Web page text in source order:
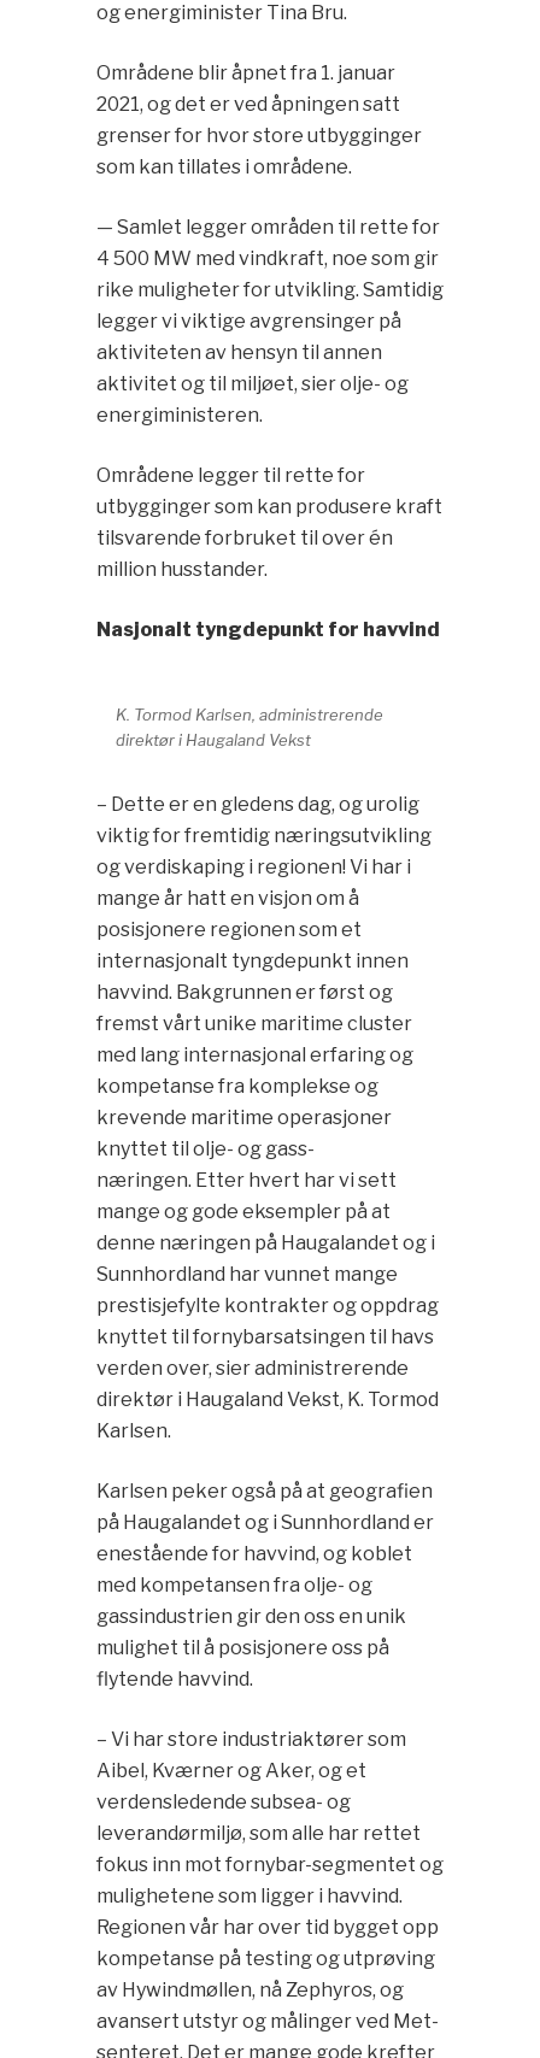
og energiminister Tina Bru.
Områdene blir åpnet fra 1. januar
2021, og det er ved åpningen satt
grenser for hvor store utbygginger
som kan tillates i områdene.
— Samlet legger områden til rette for
4 500 MW med vindkraft, noe som gir
rike muligheter for utvikling. Samtidig
legger vi viktige avgrensinger på
aktiviteten av hensyn til annen
aktivitet og til miljøet, sier olje- og
energiministeren.
Områdene legger til rette for
utbygginger som kan produsere kraft
tilsvarende forbruket til over én
million husstander.
Nasjonalt tyngdepunkt for havvind
K. Tormod Karlsen, administrerende
direktør i Haugaland Vekst
– Dette er en gledens dag, og urolig
viktig for fremtidig næringsutvikling
og verdiskaping i regionen! Vi har i
mange år hatt en visjon om å
posisjonere regionen som et
internasjonalt tyngdepunkt innen
havvind. Bakgrunnen er først og
fremst vårt unike maritime cluster
med lang internasjonal erfaring og
kompetanse fra komplekse og
krevende maritime operasjoner
knyttet til olje- og gass-
næringen. Etter hvert har vi sett
mange og gode eksempler på at
denne næringen på Haugalandet og i
Sunnhordland har vunnet mange
prestisjefylte kontrakter og oppdrag
knyttet til fornybarsatsingen til havs
verden over, sier administrerende
direktør i Haugaland Vekst, K. Tormod
Karlsen.
Karlsen peker også på at geografien
på Haugalandet og i Sunnhordland er
enestående for havvind, og koblet
med kompetansen fra olje- og
gassindustrien gir den oss en unik
mulighet til å posisjonere oss på
flytende havvind.
– Vi har store industriaktører som
Aibel, Kværner og Aker, og et
verdensledende subsea- og
leverandørmiljø, som alle har rettet
fokus inn mot fornybar-segmentet og
mulighetene som ligger i havvind.
Regionen vår har over tid bygget opp
kompetanse på testing og utprøving
av Hywindmøllen, nå Zephyros, og
avansert utstyr og målinger ved Met-
senteret. Det er mange gode krefter